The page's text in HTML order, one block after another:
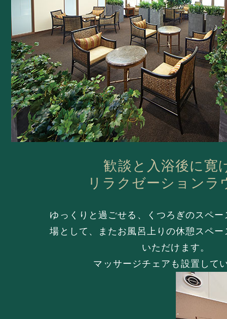
歓談と入浴後に寛
リラクゼーションラ
ゆっくりと過ごせる、くつろぎのスペー
場として、またお風呂上りの休憩スペ
いただけます。
マッサージチェアも設置して